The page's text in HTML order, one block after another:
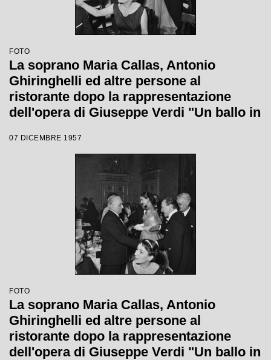
FOTO
La soprano Maria Callas, Antonio
Ghiringhelli ed altre persone al
ristorante dopo la rappresentazione
dell'opera di Giuseppe Verdi "Un ballo in
Gavazzeni e con la regia di Margherita
Wallmann con la quale è stata
inaugurata la stagione lirica 1957-1958
del Teatro alla Scala
07 DICEMBRE 1957
FOTO
La soprano Maria Callas, Antonio
Ghiringhelli ed altre persone al
ristorante dopo la rappresentazione
dell'opera di Giuseppe Verdi "Un ballo in